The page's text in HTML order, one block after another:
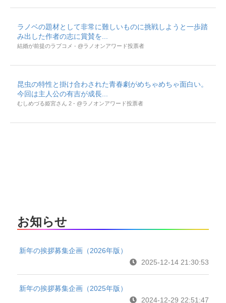
ラノベの題材として非常に難しいものに挑戦しようと一歩踏
み出した作者の志に賞賛を...
結婚が前提のラブコメ - @ラノオンアワード投票者
昆虫の特性と掛け合わされた青春劇がめちゃめちゃ面白い。
今回は主人公の有吉が成長...
むしめづる姫宮さん 2 - @ラノオンアワード投票者
お知らせ
新年の挨拶募集企画（2026年版）
2025-12-14 21:30:53
新年の挨拶募集企画（2025年版）
2024-12-29 22:51:47